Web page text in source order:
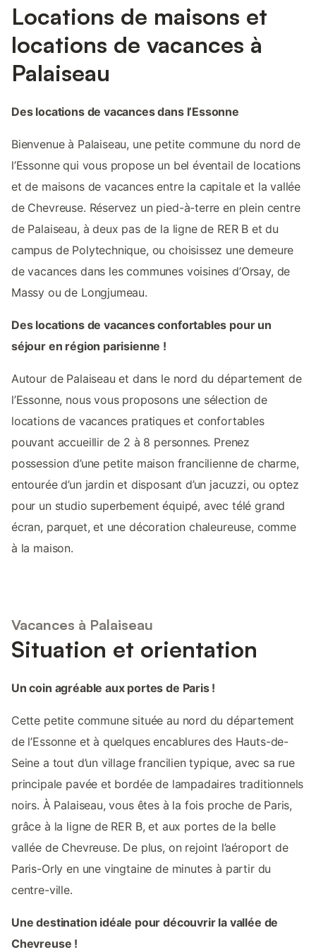
Locations de maisons et
locations de vacances à
Palaiseau
Des locations de vacances dans l’Essonne
Bienvenue à Palaiseau, une petite commune du nord de
l’Essonne qui vous propose un bel éventail de locations
et de maisons de vacances entre la capitale et la vallée
de Chevreuse. Réservez un pied-à-terre en plein centre
de Palaiseau, à deux pas de la ligne de RER B et du
campus de Polytechnique, ou choisissez une demeure
de vacances dans les communes voisines d’Orsay, de
Massy ou de Longjumeau.
Des locations de vacances confortables pour un
séjour en région parisienne !
Autour de Palaiseau et dans le nord du département de
l’Essonne, nous vous proposons une sélection de
locations de vacances pratiques et confortables
pouvant accueillir de 2 à 8 personnes. Prenez
possession d’une petite maison francilienne de charme,
entourée d’un jardin et disposant d’un jacuzzi, ou optez
pour un studio superbement équipé, avec télé grand
écran, parquet, et une décoration chaleureuse, comme
à la maison.
Vacances à Palaiseau
Situation et orientation
Un coin agréable aux portes de Paris !
Cette petite commune située au nord du département
de l’Essonne et à quelques encablures des Hauts-de-
Seine a tout d’un village francilien typique, avec sa rue
principale pavée et bordée de lampadaires traditionnels
noirs. À Palaiseau, vous êtes à la fois proche de Paris,
grâce à la ligne de RER B, et aux portes de la belle
vallée de Chevreuse. De plus, on rejoint l’aéroport de
Paris-Orly en une vingtaine de minutes à partir du
centre-ville.
Une destination idéale pour découvrir la vallée de
Chevreuse !